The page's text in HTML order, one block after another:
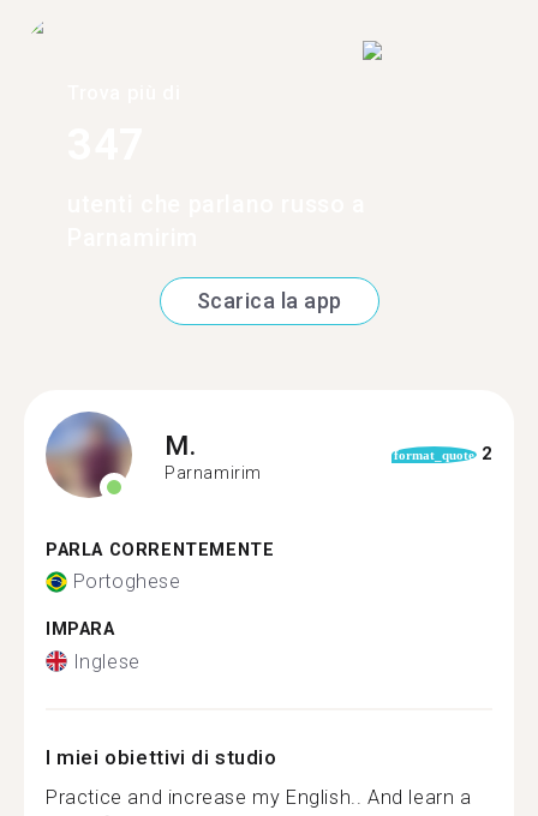
Scarica la app
M.
Parnamirim
format_quote 2
PARLA CORRENTEMENTE
Portoghese
IMPARA
Inglese
I miei obiettivi di studio
Practice and increase my English.. And learn a